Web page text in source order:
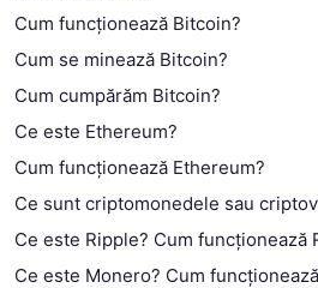
Cum funcționează Bitcoin?
Cum se minează Bitcoin?
Cum cumpărăm Bitcoin?
Ce este Ethereum?
Cum funcționează Ethereum?
Ce sunt criptomonedele sau
Ce este Ripple? Cum funcționează
Ce este Monero? Cum